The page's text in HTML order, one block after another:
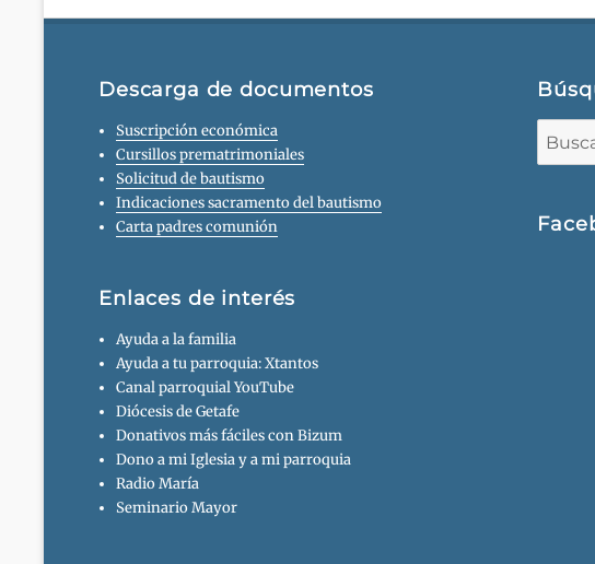
Descarga de documentos
Suscripción económica
Cursillos prematrimoniales
Solicitud de bautismo
Indicaciones sacramento del bautismo
Carta padres comunión
Enlaces de interés
Ayuda a la familia
Ayuda a tu parroquia: Xtantos
Canal parroquial YouTube
Diócesis de Getafe
Donativos más fáciles con Bizum
Dono a mi Iglesia y a mi parroquia
Radio María
Seminario Mayor